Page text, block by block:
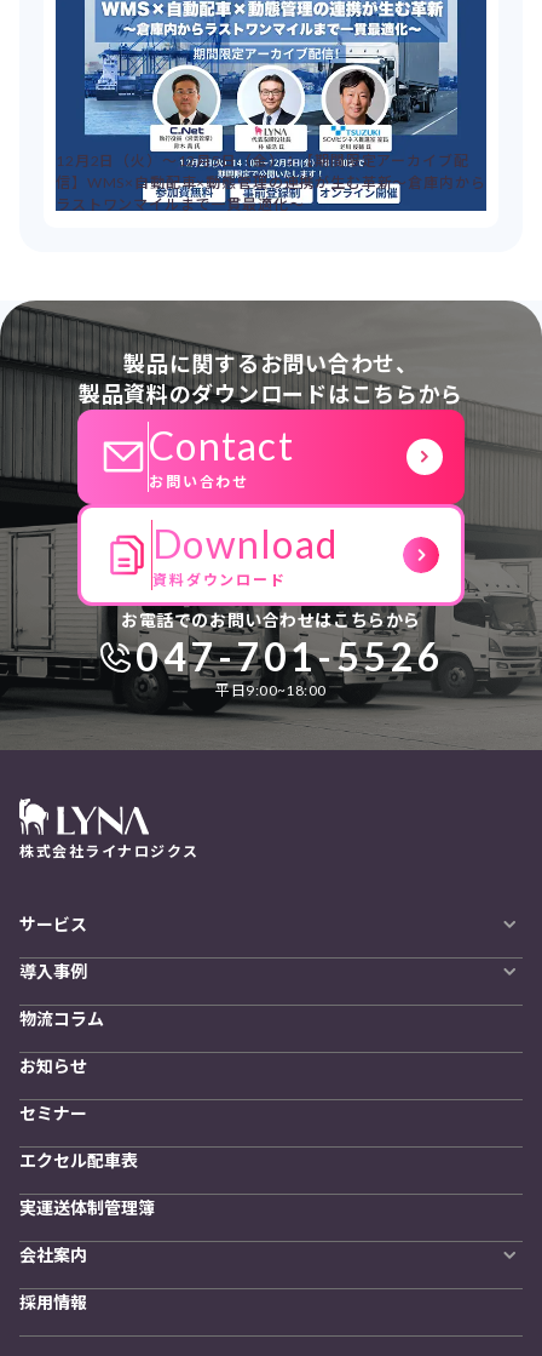
12月2日（火）～12月5日（金）：【期間限定アーカイブ配
信】WMS×自動配車×動態管理の連携が生む革新～倉庫内から
ラストワンマイルまで一貫最適化～
製品に関するお問い合わせ、
製品資料のダウンロードはこちらから
Contact
お問い合わせ
Download
資料ダウンロード
お電話でのお問い合わせはこちらから
047-701-5526
平日9:00~18:00
株式会社ライナロジクス
サービス
LYNA DXプラットフォーム
発着管理オプション
訪問計画
物流拠点最適化
開発者向けサービス
導入事例
導入をご検討の方へ
物流コラム
お知らせ
セミナー
エクセル配車表
実運送体制管理簿
会社案内
私たちの想い
採用情報